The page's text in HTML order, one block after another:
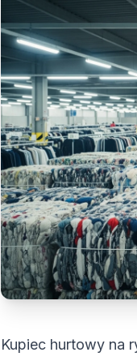
Kupiec hurtowy na